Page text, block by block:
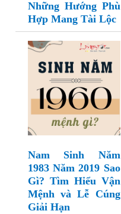
Những Hướng Phù
Hợp Mang Tài Lộc
Nam Sinh Năm
1983 Năm 2019 Sao
Gì? Tìm Hiểu Vận
Mệnh và Lễ Cúng
Giải Hạn